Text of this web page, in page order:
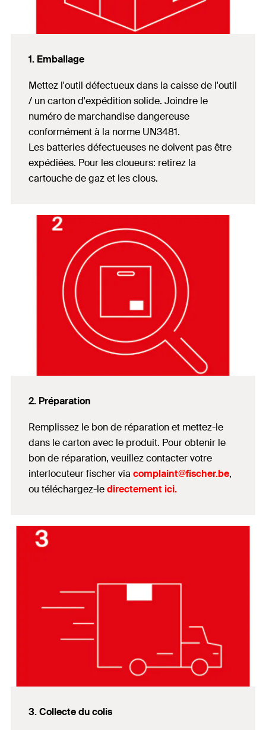
1. Emballage
Mettez l'outil défectueux dans la caisse de l'outil
/ un carton d'expédition solide. Joindre le
numéro de marchandise dangereuse
conformément à la norme UN3481.
Les batteries défectueuses ne doivent pas être
expédiées. Pour les cloueurs: retirez la
cartouche de gaz et les clous.
2. Préparation
Remplissez le bon de réparation et mettez-le
dans le carton avec le produit. Pour obtenir le
bon de réparation, veuillez contacter votre
interlocuteur fischer via complaint@fischer.be,
ou téléchargez-ledirectement ici.
3. Collecte du colis